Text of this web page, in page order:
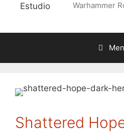
Warhammer
Shattered